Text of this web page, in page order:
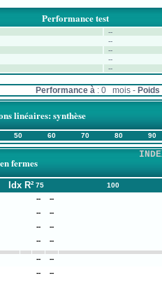
Performance test
--
--
--
--
--
Performance à : 0 mois - Poids
linéaires: synthèse
50 60 70 80 90
fermes
Idx R² 75 100
--
--
--
--
--
--
-- --
--
--
--
--